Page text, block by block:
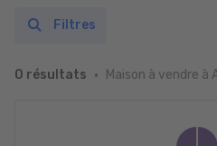
0 résultats Maison à vendre à
Filtres